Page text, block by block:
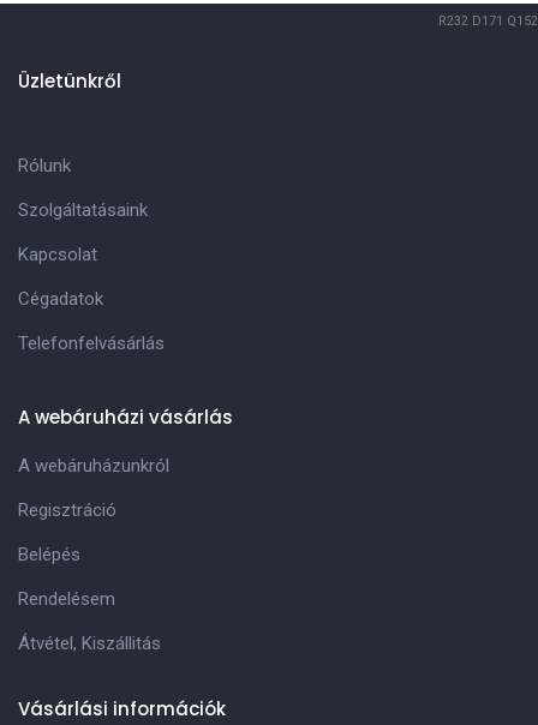
R232 D171 Q152
Üzletünkről
Rólunk
Szolgáltatásaink
Kapcsolat
Cégadatok
Telefonfelvásárlás
A webáruházi vásárlás
A webáruházunkról
Regisztráció
Belépés
Rendelésem
Átvétel, Kiszállitás
Vásárlási információk